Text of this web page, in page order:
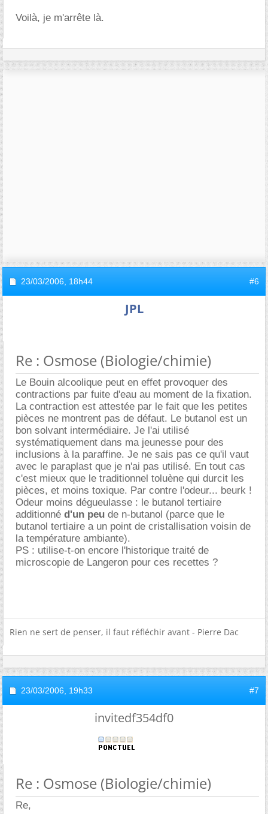
Voilà, je m'arrête là.
23/03/2006, 18h44 #6
JPL
Re : Osmose (Biologie/chimie)
Le Bouin alcoolique peut en effet provoquer des
contractions par fuite d'eau au moment de la fixation.
La contraction est attestée par le fait que les petites
pièces ne montrent pas de défaut. Le butanol est un
bon solvant intermédiaire. Je l'ai utilisé
systématiquement dans ma jeunesse pour des
inclusions à la paraffine. Je ne sais pas ce qu'il vaut
avec le paraplast que je n'ai pas utilisé. En tout cas
c'est mieux que le traditionnel toluène qui durcit les
pièces, et moins toxique. Par contre l'odeur... beurk !
Odeur moins dégueulasse : le butanol tertiaire
additionné d'un peu de n-butanol (parce que le
butanol tertiaire a un point de cristallisation voisin de
la température ambiante).
PS : utilise-t-on encore l'historique traité de
microscopie de Langeron pour ces recettes ?
Rien ne sert de penser, il faut réfléchir avant - Pierre Dac
23/03/2006, 19h33 #7
invitedf354df0
Re : Osmose (Biologie/chimie)
Re,